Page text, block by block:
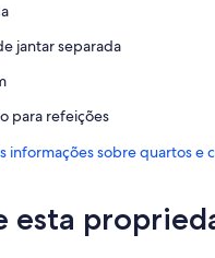
jantar separada
para refeições
informações sobre quartos e
esta